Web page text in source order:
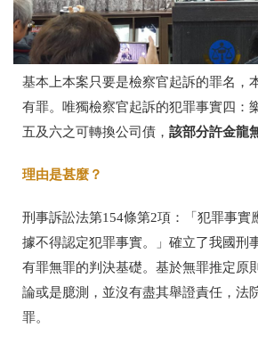
基本上本案只要是檢察官起訴的罪名，
有罪。唯獨檢察官起訴的犯罪事實四：
五及六之可轉換公司債， 該部分許金龍
理由是甚麼？
刑事訴訟法第154條第2項：「犯罪事實
據不得認定犯罪事實。」確立了我國刑
有罪無罪的判決基礎。基於無罪推定原
論或是臆測，並沒有盡其舉證責任，法
罪。